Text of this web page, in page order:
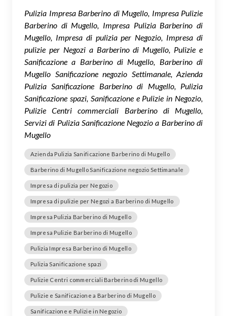
Pulizia Impresa Barberino di Mugello, Impresa Pulizie
Barberino di Mugello, Impresa Pulizia Barberino di
Mugello, Impresa di pulizia per Negozio, Impresa di
pulizie per Negozi a Barberino di Mugello, Pulizie e
Sanificazione a Barberino di Mugello, Barberino di
Mugello Sanificazione negozio Settimanale, Azienda
Pulizia Sanificazione Barberino di Mugello, Pulizia
Sanificazione spazi, Sanificazione e Pulizie in Negozio,
Pulizie Centri commerciali Barberino di Mugello,
Servizi di Pulizia Sanificazione Negozio a Barberino di
Mugello
Azienda Pulizia Sanificazione Barberino di Mugello
Barberino di Mugello Sanificazione negozio Settimanale
Impresa di pulizia per Negozio
Impresa di pulizie per Negozi a Barberino di Mugello
Impresa Pulizia Barberino di Mugello
Impresa Pulizie Barberino di Mugello
Pulizia Impresa Barberino di Mugello
Pulizia Sanificazione spazi
Pulizie Centri commerciali Barberino di Mugello
Pulizie e Sanificazione a Barberino di Mugello
Sanificazione e Pulizie in Negozio